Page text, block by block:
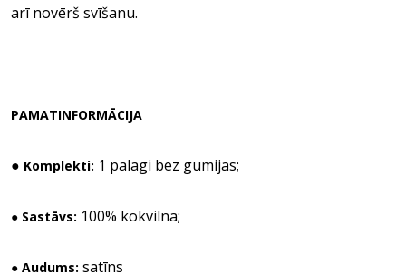
arī novērš svīšanu.
PAMATINFORMĀCIJA
● Komplekti: 1 palagi bez gumijas;
● Sastāvs: 100% kokvilna;
● Audums: satīns